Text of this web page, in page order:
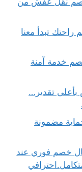
الصفا بـ35%خصم راحتك تبدأ معنا
جدة الي مكة بـ35%خصم خدمة آمنة
بأعلى تقدير…
بـ35%خصم حماية مضمونة
عفش بحي السويدي..100ريال خصم فوري عند